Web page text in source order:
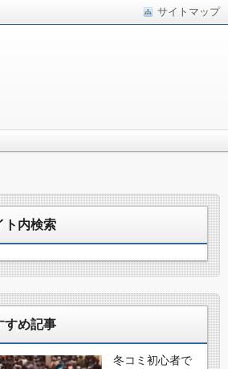
サイトマップ
ト内検索
すめ記事
冬コミ初心者で